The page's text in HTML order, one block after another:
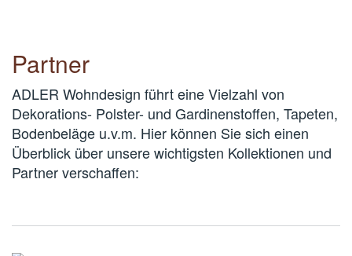
Partner
ADLER Wohndesign führt eine Vielzahl von
Dekorations- Polster- und Gardinenstoffen, Tapeten,
Bodenbeläge u.v.m. Hier können Sie sich einen
Überblick über unsere wichtigsten Kollektionen und
Partner verschaffen: